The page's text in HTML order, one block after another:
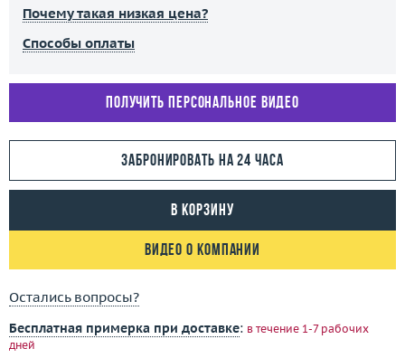
Почему такая низкая цена?
Способы оплаты
Получить персональное видео
Забронировать на 24 часа
В корзину
Видео о компании
Остались вопросы?
Бесплатная примерка при доставке: в течение 1-7 рабочих
дней